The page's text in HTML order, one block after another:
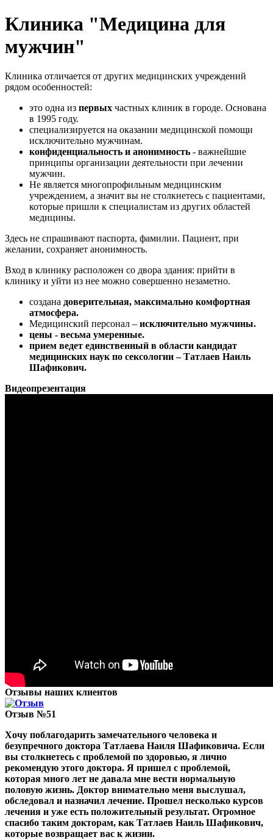
Клиника "Медицина для
мужчин"
Клиника отличается от других медицинских учреждений
рядом особенностей:
это одна из первых частных клиник в городе. Основана
в 1995 году.
cпециализируется на оказании медицинской помощи
исключительно мужчинам.
конфиденциальность и анонимность - важнейшие
принципы организации деятельности при лечении
мужчин.
Не является многопрофильным медицинским
учреждением, а значит вы не столкнетесь с пациентами,
которые пришли к специалистам из других областей
медицины.
Здесь не спрашивают паспорта, фамилии. Пациент, при
желании, сохраняет анонимность.
Вход в клинику расположен со двора здания: прийти в
клинику и уйти из нее можно совершенно незаметно.
создана доверительная, максимально комфортная
атмосфера.
Медицинский персонал – исключительно мужчины.
цены - весьма умеренные.
прием ведет единственный в области кандидат
медицинских наук по сексологии – Татлаев Наиль
Шафикович.
Видеопрезентация
Отзывы наших клиентов
Отзыв №51
Хочу поблагодарить замечательного человека и
безупречного доктора Татлаева Наиля Шафиковича. Если
вы столкнетесь с проблемой по здоровью, я лично
рекомендую этого доктора. Я пришел с проблемой,
которая много лет не давала мне вести нормальную
половую жизнь. Доктор внимательно меня выслушал,
обследовал и назначил лечение. Прошел несколько курсов
лечения и уже есть положительный результат. Огромное
спасибо таким докторам, как Татлаев Наиль Шафикович,
которые возвращает вас к жизни.